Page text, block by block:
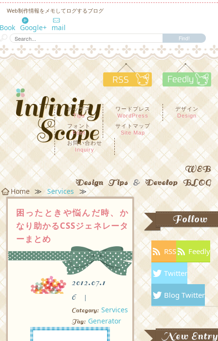
Web制作情報をメモしてログするブログ
Google+ mail
RSS
チップス
Tips
ワードプレス
WordPress
デザイン
Design
フォント
Font
サイトマップ
Site Map
お問い合わせ
Inquiry
WEB
Design Tips & Develop BLOG
Home ≫ Services ≫
困ったときや悩んだ時、か
なり助かるCSSジェネレータ
ーまとめ
2012.07.1
6
Category: Services
Tag: Generator
Follow
RSS Feedly
Twitter
Blog Twitter
New Entry